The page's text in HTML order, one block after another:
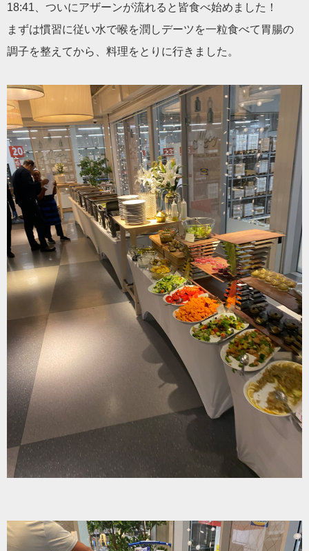
18:41、ついにアザーンが流れると皆食べ始めました！
まずは慣習に従い水で喉を潤しデーツを一粒食べて胃腸の
調子を整えてから、 料理をとりに行きました。